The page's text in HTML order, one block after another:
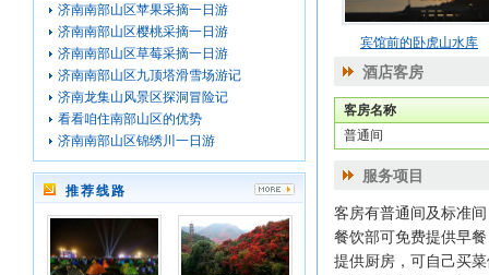
济南南部山区苹果采摘一日游
济南南部山区樱桃采摘一日游
济南南部山区草莓采摘一日游
济南南部山区九顶塔滑雪场游记
济南龙集山风景区探洞冒险记
看看咱住南部山区的优势
济南南部山区锦绣川一日游
推荐线路
宾馆前的卧虎山水库
酒店客房
客房名称
普通间
服务项目
客房有普通间及标准
餐饮部可免费提供早
提供厨房，可自己买